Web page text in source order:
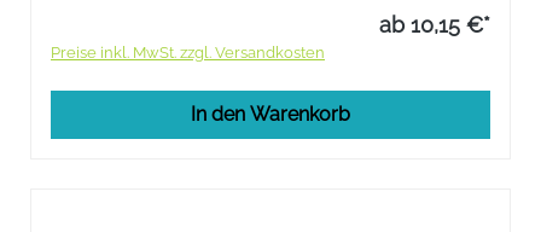
ab 10,15 €*
Preise inkl. MwSt. zzgl. Versandkosten
In den Warenkorb